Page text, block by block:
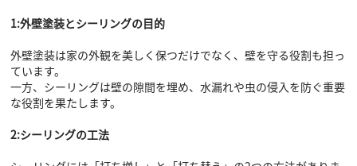
1:外壁塗装とシーリングの目的
外壁塗装は家の外観を美しく保つだけでなく、壁を守る役割も担っ
ています。
一方、シーリングは壁の隙間を埋め、水漏れや虫の侵入を防ぐ重要
な役割を果たします。
2:シーリングの工法